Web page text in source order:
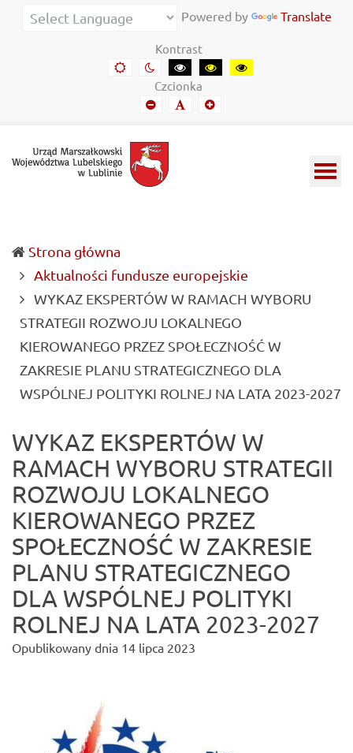
Urząd
Informacje
Lubelszczyźnie
Powered by Translate
Kontrast
Domyślny
kontrast
Kontrast
nocny
Kontrast
czarny-
biały
Kontrast
czarny-
Kontrast
żółto-
Czcionka
Mniejszy
font
Domyślny
font
Mniejszy
Strona główna
Aktualności fundusze europejskie
WYKAZ EKSPERTÓW W RAMACH WYBORU
STRATEGII ROZWOJU LOKALNEGO
KIEROWANEGO PRZEZ SPOŁECZNOŚĆ W
ZAKRESIE PLANU STRATEGICZNEGO DLA
WSPÓLNEJ POLITYKI ROLNEJ NA LATA 2023-2027
WYKAZ EKSPERTÓW W
RAMACH WYBORU STRATEGII
ROZWOJU LOKALNEGO
KIEROWANEGO PRZEZ
SPOŁECZNOŚĆ W ZAKRESIE
PLANU STRATEGICZNEGO
DLA WSPÓLNEJ POLITYKI
ROLNEJ NA LATA 2023-2027
Opublikowany dnia 14 lipca 2023